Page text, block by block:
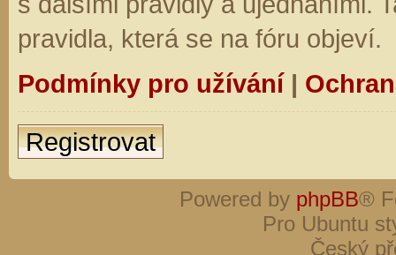
pravidla, která se na fóru objeví.
Podmínky pro užívání|
Registrovat
Powered by phpBB®
Pro Ubuntu
Český